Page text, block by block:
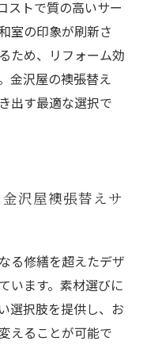
ストで質の高いサー
室の印象が刷新さ
ため、リフォーム効
金沢屋の襖張替え
出す最適な選択で
沢屋襖張替えサ
る修繕を超えたデザ
います。素材選びに
選択肢を提供し、お
えることが可能で